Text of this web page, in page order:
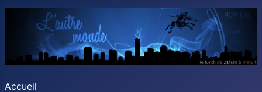
Accueil